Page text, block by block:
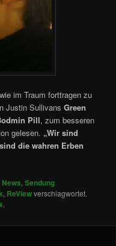
im Traum forttragen zu
Justin SullivansGreen
Pill, zum besseren
gelesen. „Wir sind
die wahren Erben
News,Sendung
, ReViewverschlagwortet.
.